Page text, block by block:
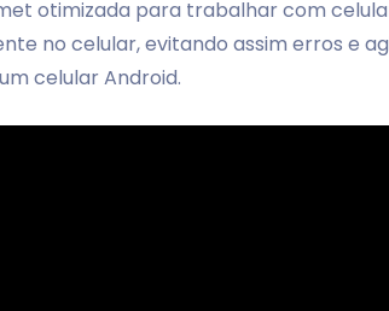
otimizada para trabalhar com
no celular, evitando assim erros e
celular Android.